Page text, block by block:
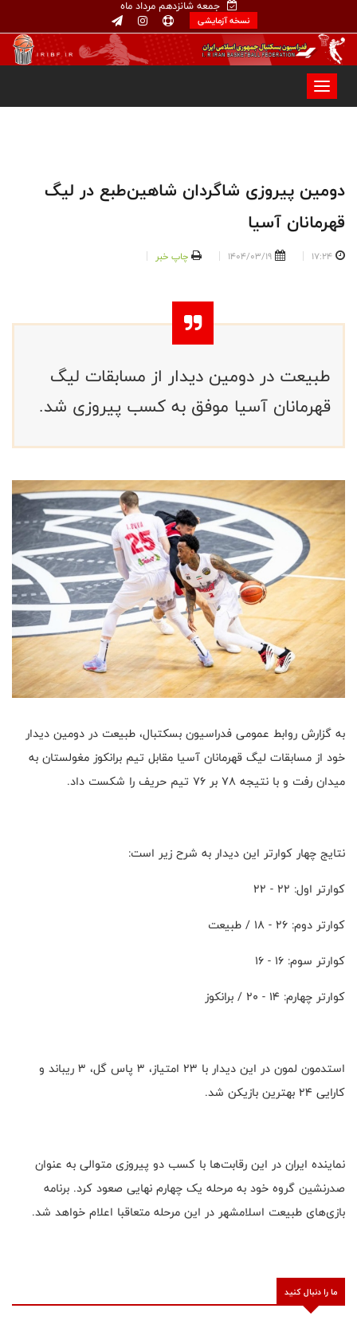
جمعه شانزدهم مرداد ماه
نسخه آزمایشی
دومین پیروزی شاگردان شاهین‌طبع در لیگ
قهرمانان آسیا
17:24
1404/03/19 چاپ خبر
طبیعت در دومین دیدار از مسابقات لیگ
قهرمانان آسیا موفق به کسب پیروزی شد.
به گزارش روابط عمومی فدراسیون بسکتبال، طبیعت در دومین دیدار
خود از مسابقات لیگ قهرمانان آسیا مقابل تیم برانکوز مغولستان به
میدان رفت و با نتیجه ۷۸ بر ۷۶ تیم حریف را شکست داد.
نتایج چهار کوارتر این دیدار به شرح زیر است:
کوارتر اول: ۲۲ - ۲۲
کوارتر دوم: ۲۶ - ۱۸ / طبیعت
کوارتر سوم: ۱۶ - ۱۶
کوارتر چهارم: ۱۴ - ۲۰ / برانکوز
استدمون لمون در این دیدار با ۲۳ امتیاز، ‌۳ پاس گل، ۳ ریباند و
کارایی ‌۲۴ بهترین بازیکن شد.
نماینده ایران در این رقابت‌ها با کسب دو پیروزی متوالی به عنوان
صدرنشین گروه خود به مرحله یک چهارم نهایی صعود کرد. برنامه
بازی‌های طبیعت اسلامشهر در این مرحله متعاقبا اعلام خواهد شد.
ما را دنبال کنید